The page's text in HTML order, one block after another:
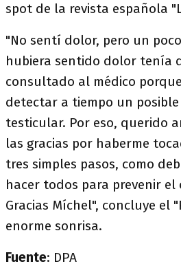
spot de la revista española
"No sentí dolor, pero un
hubiera sentido dolor tenía
consultado al médico
detectar a tiempo un
testicular. Por eso, querido
las gracias por haberme
tres simples pasos, como
hacer todos para prevenir
Gracias Míchel", concluye el
enorme sonrisa.
Fuente: DPA